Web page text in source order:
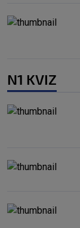
N1 KVIZ